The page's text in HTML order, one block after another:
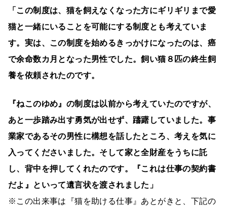
「この制度は、猫を飼えなくなった方にギリギリまで愛
猫と一緒にいることを可能にする制度とも考えていま
す。実は、この制度を始めるきっかけになったのは、癌
で余命数カ月となった男性でした。飼い猫８匹の終生飼
養を依頼されたのです。
『ねこのゆめ』の制度は以前から考えていたのですが、
あと一歩踏み出す勇気が出せず、躊躇していました。事
業家であるその男性に構想を話したところ、考えを気に
入ってくださいました。そして家と全財産をうちに託
し、背中を押してくれたのです。『これは仕事の契約書
だよ』といって遺言状を渡されました」
※この出来事は『猫を助ける仕事』あとがきと、下記の